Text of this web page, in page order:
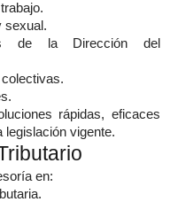
sexual.
de la Dirección del
rápidas, eficaces
legislación vigente.
en: